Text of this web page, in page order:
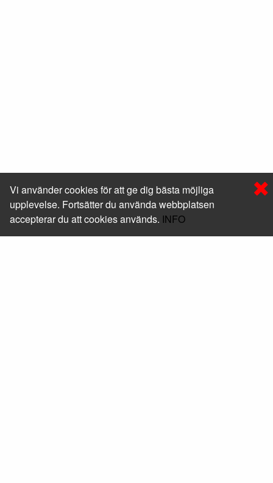
Vi använder cookies för att ge dig bästa möjliga
upplevelse. Fortsätter du använda webbplatsen
accepterar du att cookies används. INFO